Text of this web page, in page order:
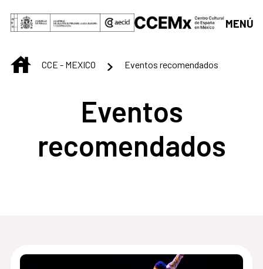
Saltar al contenido principal
MENÚ
INICIOCCE - MEXICO Eventos recomendados
Eventos
recomendados